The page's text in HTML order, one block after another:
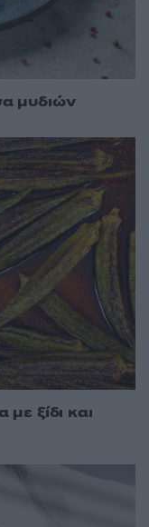
μυδιών
ξίδι και